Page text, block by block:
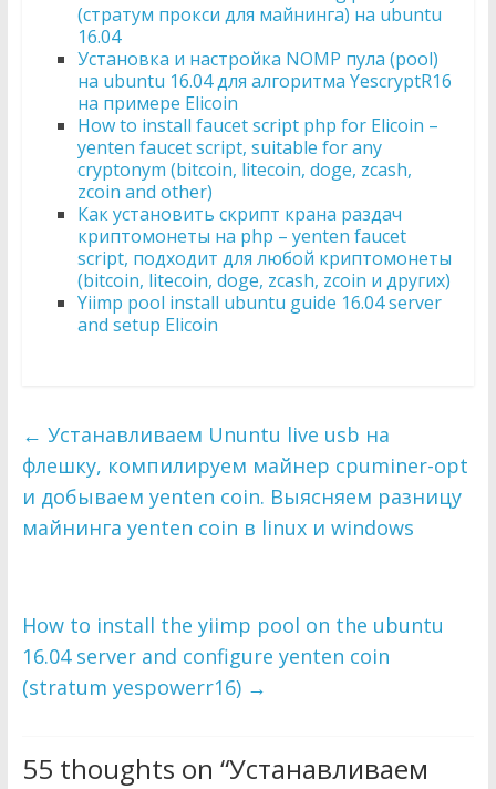
(стратум прокси для майнинга) на ubuntu
16.04
Установка и настройка NOMP пула (pool)
на ubuntu 16.04 для алгоритма YescryptR16
на примере Elicoin
How to install faucet script php for Elicoin –
yenten faucet script, suitable for any
cryptonym (bitcoin, litecoin, doge, zcash,
zcoin and other)
Как установить скрипт крана раздач
криптомонеты на php – yenten faucet
script, подходит для любой криптомонеты
(bitcoin, litecoin, doge, zcash, zcoin и других)
Yiimp pool install ubuntu guide 16.04 server
and setup Elicoin
← Устанавливаем Ununtu live usb на
флешку, компилируем майнер cpuminer-opt
и добываем yenten coin. Выясняем разницу
майнинга yenten coin в linux и windows
How to install the yiimp pool on the ubuntu
16.04 server and configure yenten coin
(stratum yespowerr16) →
55 thoughts on “Устанавливаем